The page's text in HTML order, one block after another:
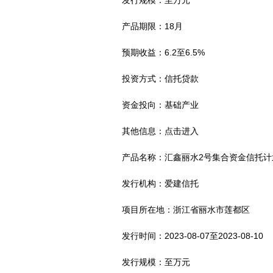
产品期限：18月
预期收益：6.2至6.5%
投资方式：信托贷款
资金投向：基础产业
其他信息：点击进入
产品名称：汇鑫丽水2号集合资金信托
发行机构：爱建信托
项目所在地：浙江省丽水市莲都区
发行时间：2023-08-07至2023-08-10
发行规模：至万元